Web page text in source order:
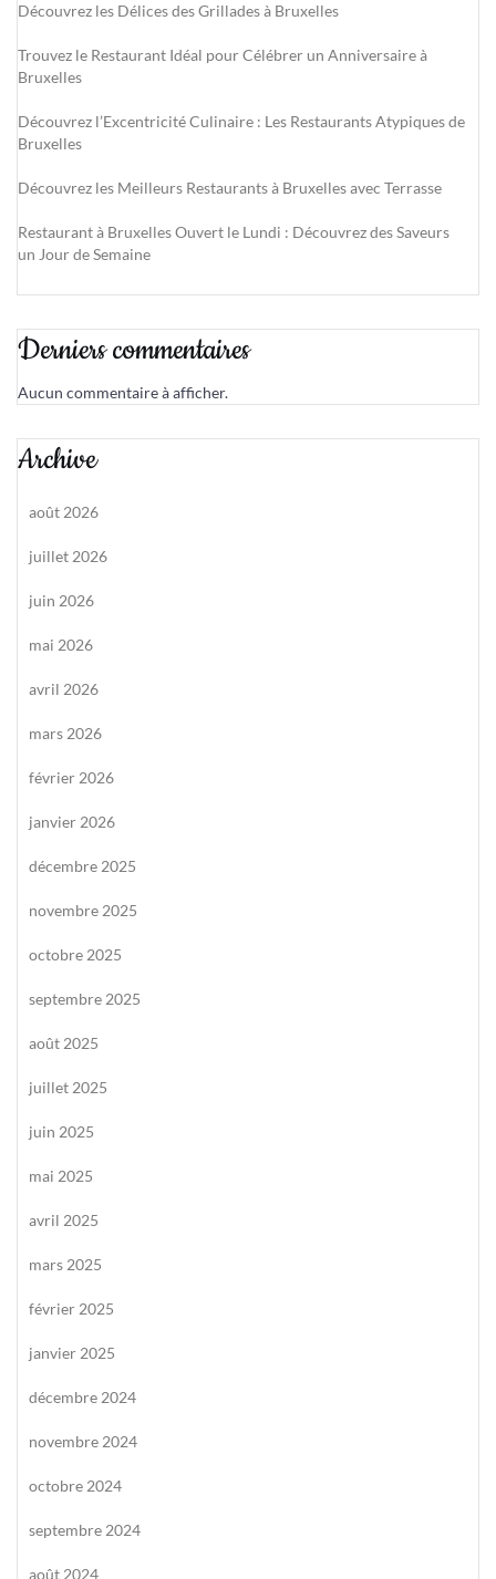
Découvrez les Délices des Grillades à Bruxelles
Trouvez le Restaurant Idéal pour Célébrer un Anniversaire à
Bruxelles
Découvrez l’Excentricité Culinaire : Les Restaurants Atypiques de
Bruxelles
Découvrez les Meilleurs Restaurants à Bruxelles avec Terrasse
Restaurant à Bruxelles Ouvert le Lundi : Découvrez des Saveurs
un Jour de Semaine
Derniers commentaires
Aucun commentaire à afficher.
Archive
août 2026
juillet 2026
juin 2026
mai 2026
avril 2026
mars 2026
février 2026
janvier 2026
décembre 2025
novembre 2025
octobre 2025
septembre 2025
août 2025
juillet 2025
juin 2025
mai 2025
avril 2025
mars 2025
février 2025
janvier 2025
décembre 2024
novembre 2024
octobre 2024
septembre 2024
août 2024